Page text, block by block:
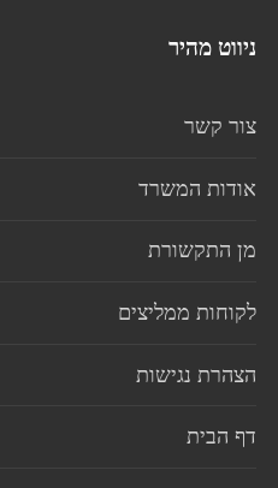
ניווט מהיר
צור קשר
אודות המשרד
מן התקשורת
לקוחות ממליצים
הצהרת נגישות
דף הבית